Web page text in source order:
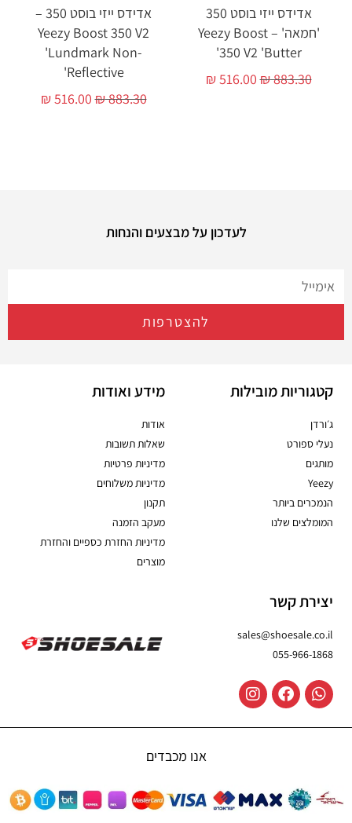
אדידס ייזי בוסט 350
'חמאה' – Yeezy Boost
350 V2 'Butter'
₪883.30
₪516.00
אדידס ייזי בוסט 350 –
Yeezy Boost 350 V2
'Lundmark Non-
Reflective'
₪883.30
₪516.00
לעדכון על מבצעים והנחות
להצטרפות
קטגוריות מובילות
ג׳ורדן
נעלי ספורט
מותגים
Yeezy
הנמכרים ביותר
המומלצים שלנו
מידע ואודות
אודות
שאלות תשובות
מדיניות פרטיות
מדיניות משלוחים
תקנון
מעקב הזמנה
מדיניות החזרת כספיים והחזרת
מוצרים
יצירת קשר
sales@shoesale.co.il
055-966-1868
אנו מכבדים